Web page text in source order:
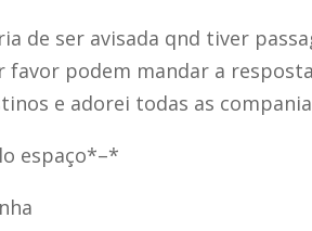
de ser avisada qnd tiver
favor podem mandar a
e adorei todas as
espaço*–*